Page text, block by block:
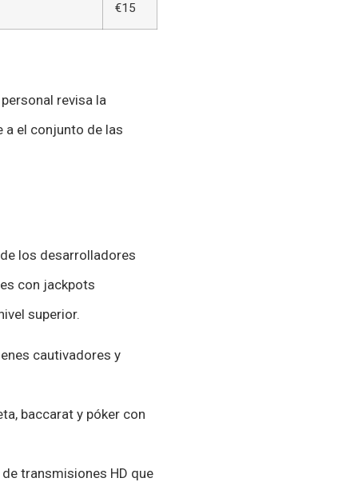
€15
revisa la
el conjunto de las
los desarrolladores
con jackpots
superior.
cautivadores y
baccarat y póker con
transmisiones HD que